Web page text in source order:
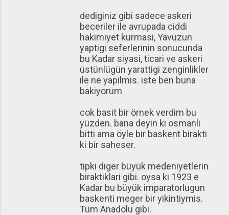
dediginiz gibi sadece askeri
beceriler ile avrupada ciddi
hakimiyet kurmasi, Yavuzun
yaptigi seferlerinin sonucunda
bu Kadar siyasi, ticari ve askeri
üstünlügün yarattigi zenginlikler
ile ne yapilmis. iste ben buna
bakiyorum
cok basit bir örnek verdim bu
yüzden. bana deyin ki osmanli
bitti ama öyle bir baskent birakti
ki bir saheser.
tipki diger büyük medeniyetlerin
biraktiklari gibi. oysa ki 1923 e
Kadar bu büyük imparatorlugun
baskenti meger bir yikintiymis.
Tüm Anadolu gibi.